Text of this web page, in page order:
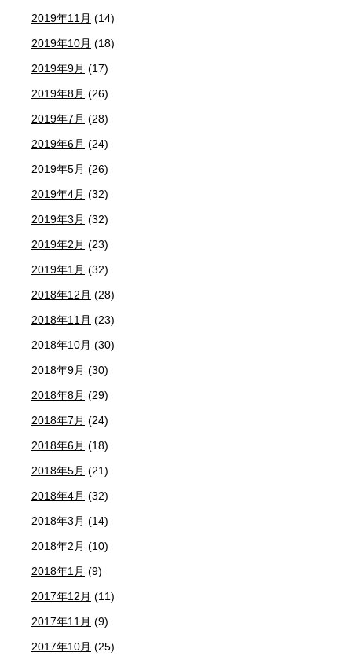
2019年11月 (14)
2019年10月 (18)
2019年9月 (17)
2019年8月 (26)
2019年7月 (28)
2019年6月 (24)
2019年5月 (26)
2019年4月 (32)
2019年3月 (32)
2019年2月 (23)
2019年1月 (32)
2018年12月 (28)
2018年11月 (23)
2018年10月 (30)
2018年9月 (30)
2018年8月 (29)
2018年7月 (24)
2018年6月 (18)
2018年5月 (21)
2018年4月 (32)
2018年3月 (14)
2018年2月 (10)
2018年1月 (9)
2017年12月 (11)
2017年11月 (9)
2017年10月 (25)